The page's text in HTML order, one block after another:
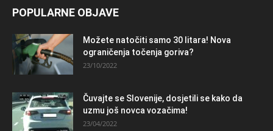
POPULARNE OBJAVE
Možete natočiti samo 30 litara! Nova
ograničenja točenja goriva?
23/10/2022
Čuvajte se Slovenije, dosjetili se kako da
uzmu još novca vozačima!
23/04/2022